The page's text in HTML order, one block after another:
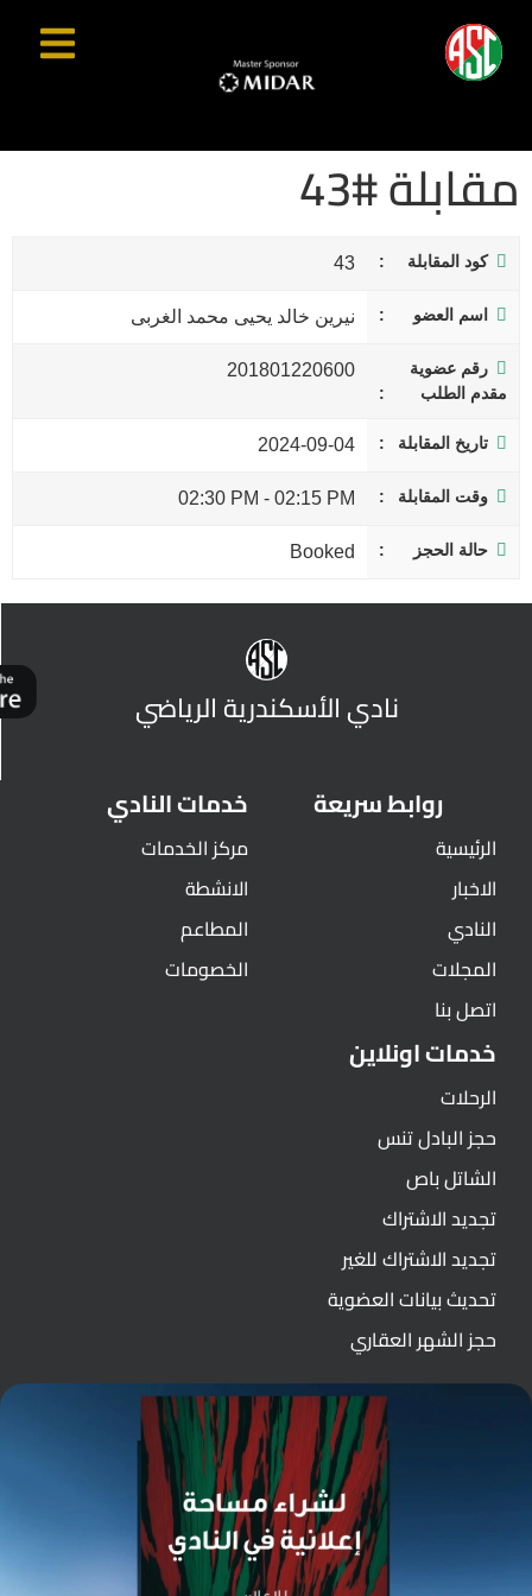
مقابلة #43
كود المقابلة 43
اسم العضو نيرين خالد يحيى محمد الغربى
رقم عضوية
مقدم الطلب
201801220600
تاريخ المقابلة 2024-09-04
وقت المقابلة 02:15 PM
-
02:30 PM
حالة الحجز Booked
نادي الأسكندرية الرياضي
روابط سريعة
الرئيسية
الاخبار
النادي
المجلات
اتصل بنا
خدمات النادي
مركز الخدمات
الانشطة
المطاعم
الخصومات
خدمات اونلاين
الرحلات
حجز البادل تنس
الشاتل باص
تجديد الاشتراك
تجديد الاشتراك للغير
تحديث بيانات العضوية
حجز الشهر العقاري